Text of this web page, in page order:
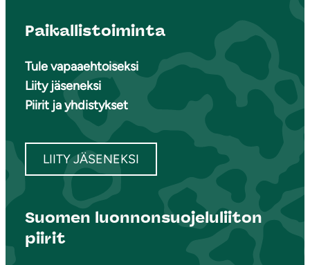
Paikallistoiminta
Tule vapaaehtoiseksi
Liity jäseneksi
Piirit ja yhdistykset
LIITY JÄSENEKSI
Suomen luonnonsuojeluliiton
piirit